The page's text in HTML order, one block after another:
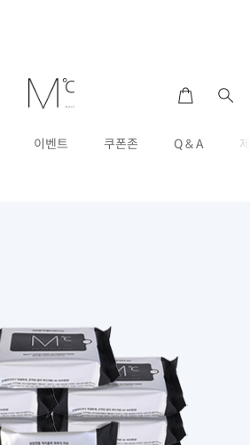
이벤트 쿠폰존 Q & A